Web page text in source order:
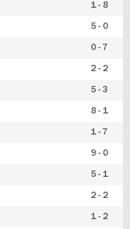
1 - 8
5 - 0
0 - 7
2 - 2
5 - 3
8 - 1
1 - 7
9 - 0
5 - 1
2 - 2
1 - 2